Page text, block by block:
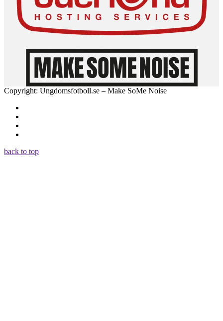
Copyright: Ungdomsfotboll.se – Make SoMe Noise
back to top